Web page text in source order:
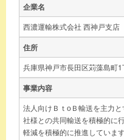
企業名
西濃運輸株式会社 西神戸支店
住所
兵庫県神戸市長田区苅藻島町1
事業内容
法人向けＢｔоＢ輸送を主力
社様との共同輸送を積極的に
軽減を積極的に推進しています